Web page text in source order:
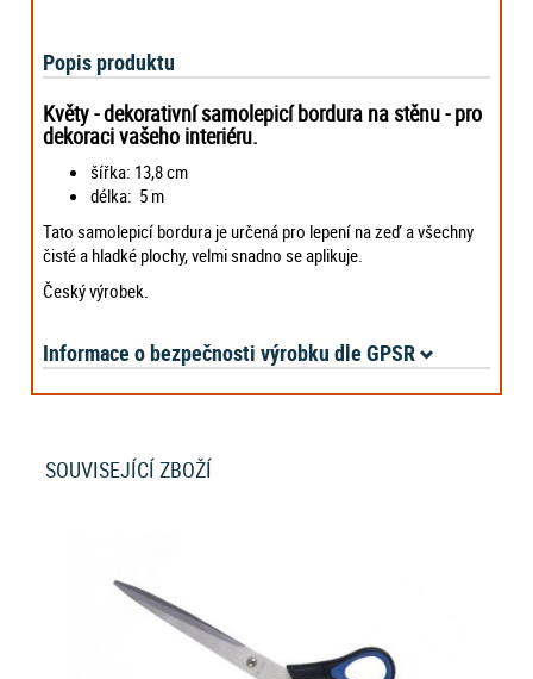
Popis produktu
Květy - dekorativní samolepicí bordura na stěnu - pro
dekoraci vašeho interiéru.
šířka: 13,8 cm
délka: 5 m
Tato samolepicí bordura je určená pro lepení na zeď a všechny
čisté a hladké plochy, velmi snadno se aplikuje.
Český výrobek.
Informace o bezpečnosti výrobku dle GPSR
SOUVISEJÍCÍ ZBOŽÍ